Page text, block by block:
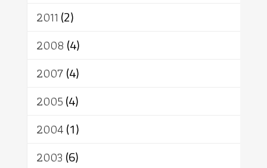
2011 (2)
2008 (4)
2007(4)
2005(4)
2004(1)
2003 (6)